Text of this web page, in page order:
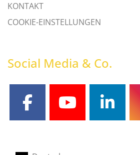
KONTAKT
COOKIE-EINSTELLUNGEN
Social Media & Co.
facebookyoutube